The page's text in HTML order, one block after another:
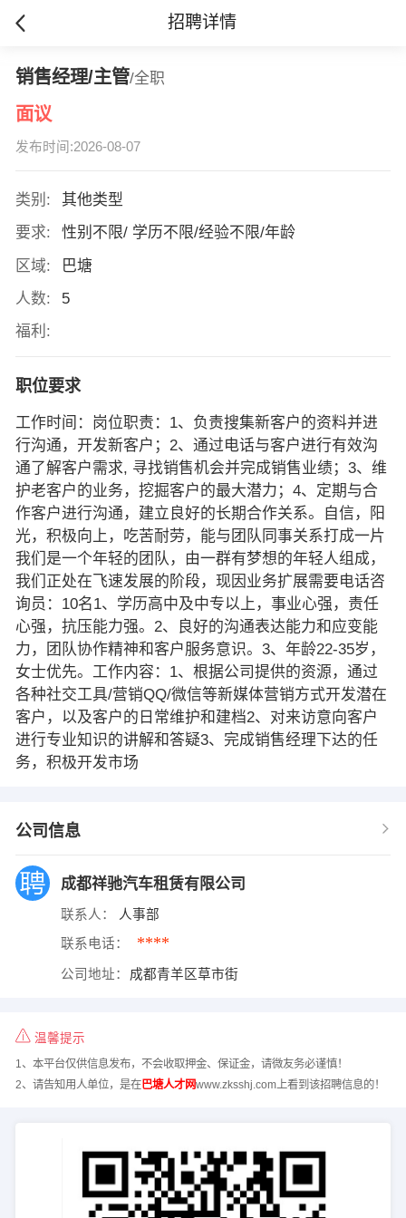
招聘详情
销售经理/主管/全职
面议
发布时间:2026-08-07
类别:
其他类型
要求:
性别不限/ 学历不限/经验不限/年龄
区域:
巴塘
人数:
5
福利:
职位要求
工作时间：岗位职责：1、负责搜集新客户的资料并进
行沟通，开发新客户；2、通过电话与客户进行有效沟
通了解客户需求, 寻找销售机会并完成销售业绩；3、维
护老客户的业务，挖掘客户的最大潜力；4、定期与合
作客户进行沟通，建立良好的长期合作关系。自信，阳
光，积极向上，吃苦耐劳，能与团队同事关系打成一片
我们是一个年轻的团队，由一群有梦想的年轻人组成，
我们正处在飞速发展的阶段，现因业务扩展需要电话咨
询员：10名1、学历高中及中专以上，事业心强，责任
心强，抗压能力强。2、良好的沟通表达能力和应变能
力，团队协作精神和客户服务意识。3、年龄22-35岁，
女士优先。工作内容：1、根据公司提供的资源，通过
各种社交工具/营销QQ/微信等新媒体营销方式开发潜在
客户，以及客户的日常维护和建档2、对来访意向客户
进行专业知识的讲解和答疑3、完成销售经理下达的任
务，积极开发市场
公司信息
成都祥驰汽车租赁有限公司
联系人： 人事部
联系电话： ****
公司地址： 成都青羊区草市街
温馨提示
1、本平台仅供信息发布，不会收取押金、保证金，请微友务必谨慎！
2、请告知用人单位，是在巴塘人才网www.zksshj.com上看到该招聘信息的！